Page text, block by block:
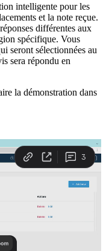
intelligente pour les
et la note reçue.
différentes aux
spécifique. Vous
seront sélectionnées au
sera répondu en
la démonstration dans